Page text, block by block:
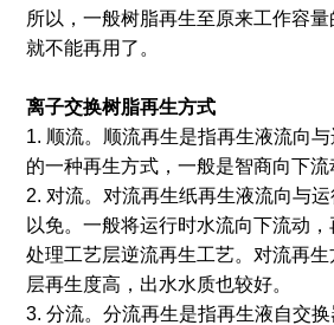
所以，一般树脂再生至原来工作容量
就不能再用了。
离子交换树脂再生方式
1. 顺流。顺流再生是指再生液流向
的一种再生方式，一般是智商向下流
2. 对流。对流再生纸再生液流向与
以免。一般将运行时水流向下流动
处理工艺层逆流再生工艺。对流再
层再生度高，出水水质也较好。
3. 分流。分流再生是指再生液自交